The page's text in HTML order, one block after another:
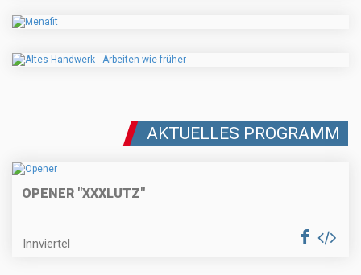
AKTUELLES PROGRAMM
OPENER "XXXLUTZ"
Innviertel